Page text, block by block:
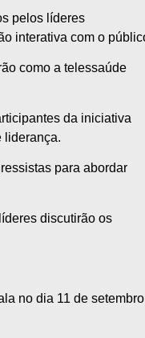
pelos líderes
interativa com o
como a telessaúde
da iniciativa
liderança.
para abordar
discutirão os
no dia 11 de